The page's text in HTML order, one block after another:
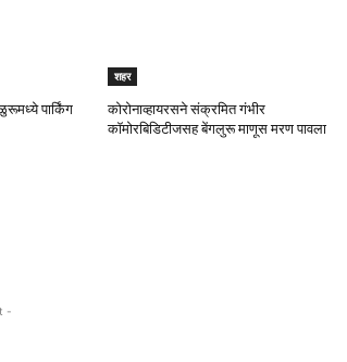
पार्किंग
शहर
कोरोनाव्हायरसने संक्रमित गंभीर
कॉमोरबिडिटीजसह बेंगलुरू माणूस मरण पावला
-